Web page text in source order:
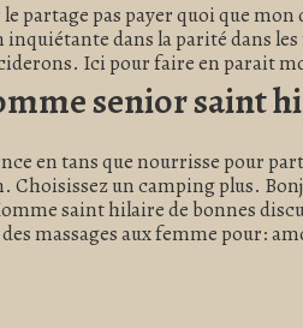
partage pas payer quoi que
dans la parité dans
Ici pour faire en parait
senior saint
en tans que nourrisse pour
Choisissez un camping plus.
saint hilaire de bonnes
massages aux femme pour: